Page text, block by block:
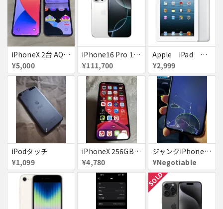
iPhoneX 2台 AQUOSsense5g ジャンク品
¥5,000
iPhone16 Pro 128GB ホワイトチタニウム docomo 送料無料
¥111,700
Apple iPad ミニ
¥2,999
iPodタッチ
¥1,099
iPhoneX 256GB ▲softbank ジャンク スペースグレイ A1902 送料無料
¥4,780
ジャンクiPhone13ProMax 128GB ドコモ
¥Negotiable
SOLD